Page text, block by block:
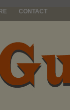
CONTACT